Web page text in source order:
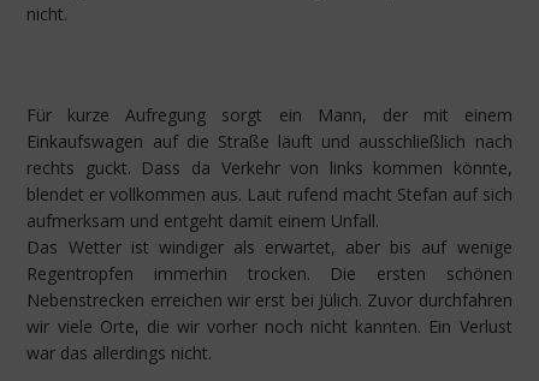
nicht.
Für kurze Aufregung sorgt ein Mann, der mit einem
Einkaufswagen auf die Straße läuft und ausschließlich nach
rechts guckt. Dass da Verkehr von links kommen könnte,
blendet er vollkommen aus. Laut rufend macht Stefan auf sich
aufmerksam und entgeht damit einem Unfall.
Das Wetter ist windiger als erwartet, aber bis auf wenige
Regentropfen immerhin trocken. Die ersten schönen
Nebenstrecken erreichen wir erst bei Jülich. Zuvor durchfahren
wir viele Orte, die wir vorher noch nicht kannten. Ein Verlust
war das allerdings nicht.